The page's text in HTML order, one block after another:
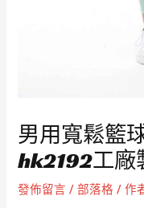
男用寬鬆籃
hk2192工廠
發佈留言 /部落格 / 作